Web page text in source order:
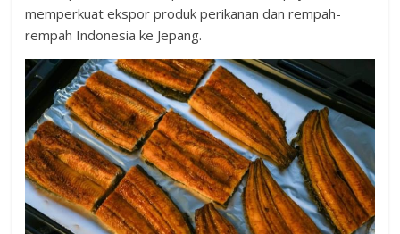
memperkuat ekspor produk perikanan dan rempah-
rempah Indonesia ke Jepang.